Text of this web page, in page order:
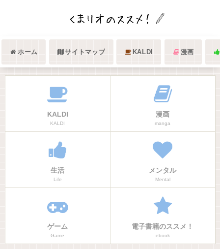
ホーム サイトマップ KALDI 漫画
KALDI
KALDI
漫画
manga
生活
Life
メンタル
Mental
ゲーム
Game
電子書籍のススメ！
ebook